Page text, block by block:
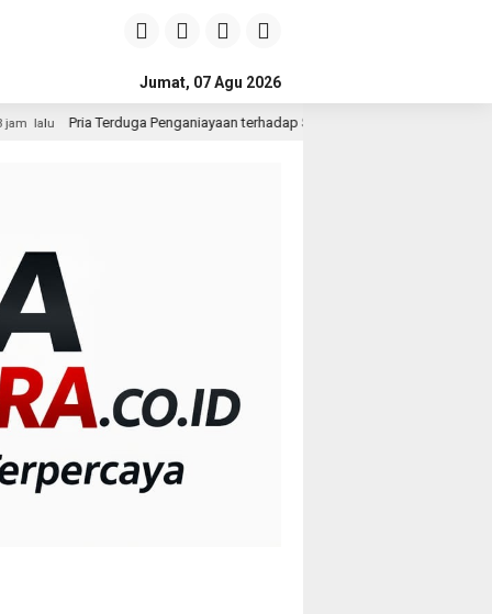
Jumat, 07 Agu 2026
terhadap Seorang Wanita di Medan Ditangkap Polisi